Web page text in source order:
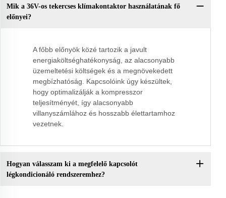
Mik a 36V-os tekercses klímakontaktor használatának fő
előnyei?
A főbb előnyök közé tartozik a javult
energiaköltséghatékonyság, az alacsonyabb
üzemeltetési költségek és a megnövekedett
megbízhatóság. Kapcsolóink úgy készültek,
hogy optimalizálják a kompresszor
teljesítményét, így alacsonyabb
villanyszámlához és hosszabb élettartamhoz
vezetnek.
Hogyan válasszam ki a megfelelő kapcsolót
légkondicionáló rendszeremhez?